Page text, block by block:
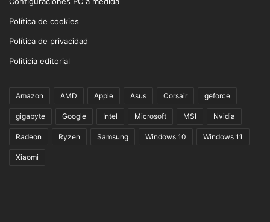
Política de cookies
Política de privacidad
Politicia editorial
Amazon AMD Apple Asus Corsair geforce
gigabyte Google Intel Microsoft MSI Nvidia
Radeon Ryzen Samsung Windows 10 Windows 11
Xiaomi